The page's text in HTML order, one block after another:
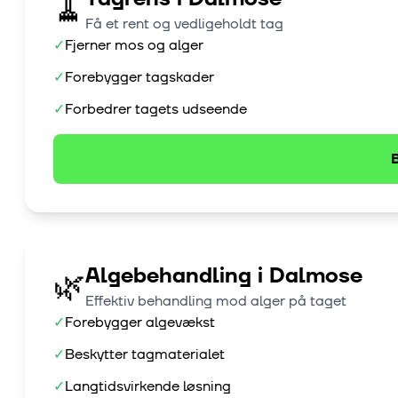
🧹 Få et rent og vedligeholdt tag
✓Fjerner mos og alger
✓Forebygger tagskader
✓Forbedrer tagets udseende
🌿Algebehandling i Dalmose
Effektiv behandling mod alger på taget
✓Forebygger algevækst
✓Beskytter tagmaterialet
✓Langtidsvirkende løsning